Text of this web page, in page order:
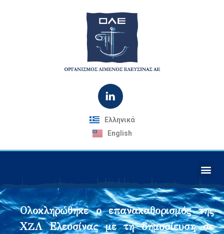
Ελληνικά
English
Ολοκληρώθηκε ο επανακαθορισμός της
ΧZΛ Ελευσίνας με τη δημοσίευση σε